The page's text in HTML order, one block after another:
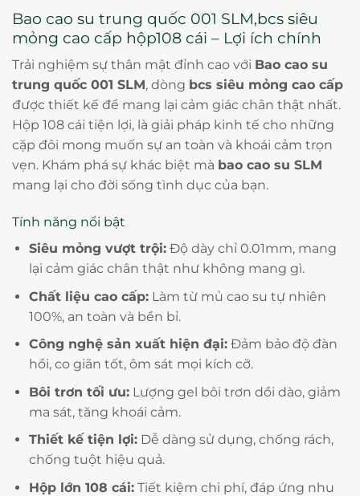
Bao cao su trung quốc 001 SLM,bcs siêu
mỏng cao cấp hộp108 cái – Lợi ích chính
Trải nghiệm sự thân mật đỉnh cao với Bao cao su
trung quốc 001 SLM, dòng bcs siêu mỏng cao cấp
được thiết kế để mang lại cảm giác chân thật nhất.
Hộp 108 cái tiện lợi, là giải pháp kinh tế cho những
cặp đôi mong muốn sự an toàn và khoái cảm trọn
vẹn. Khám phá sự khác biệt mà bao cao su SLM
mang lại cho đời sống tình dục của bạn.
Tính năng nổi bật
Siêu mỏng vượt trội:Độ dày chỉ 0.01mm, mang
lại cảm giác chân thật như không mang gì.
Chất liệu cao cấp:Làm từ mủ cao su tự nhiên
100%, an toàn và bền bỉ.
Công nghệ sản xuất hiện đại:Đảm bảo độ đàn
hồi, co giãn tốt, ôm sát mọi kích cỡ.
Bôi trơn tối ưu:Lượng gel bôi trơn dồi dào, giảm
ma sát, tăng khoái cảm.
Thiết kế tiện lợi:Dễ dàng sử dụng, chống rách,
chống tuột hiệu quả.
Hộp lớn 108 cái:Tiết kiệm chi phí, đáp ứng nhu